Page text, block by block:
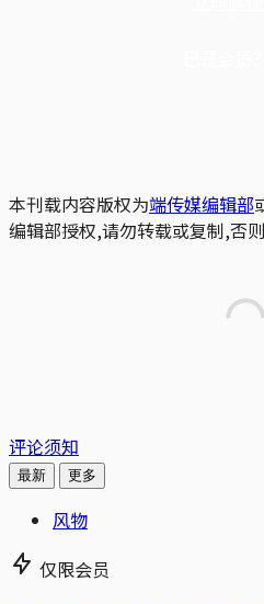
本刊载内容版权为端传媒编辑部
编辑部授权,请勿转载或复制,否则
评论须知
最新 更多
风物
仅限会员